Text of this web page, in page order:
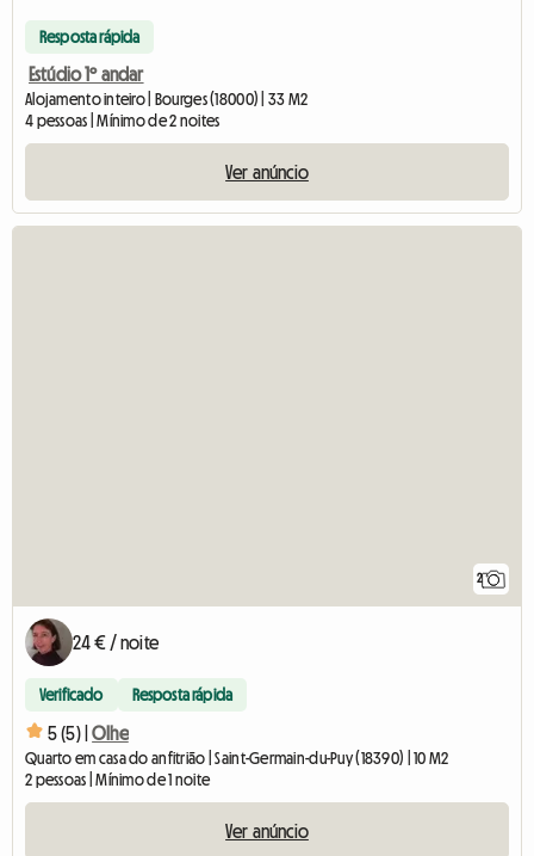
Resposta rápida
Estúdio 1º andar
Alojamento inteiro | Bourges (18000) | 33 M2
4 pessoas | Mínimo de 2 noites
Ver anúncio
2
24 € / noite
Verificado Resposta rápida
5 (5) | Olhe
Quarto em casa do anfitrião | Saint-Germain-du-Puy (18390) | 10 M2
2 pessoas | Mínimo de 1 noite
Ver anúncio